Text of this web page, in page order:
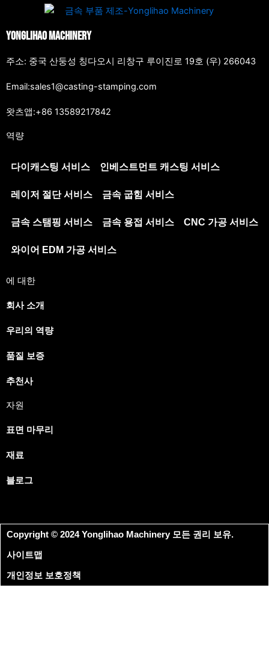
Yonglihao Machinery
주소: 중국 산둥성 칭다오시 리창구 루이진로 19호 (우) 266043
Email:sales1@casting-stamping.com
왓츠앱:+86 13589217842
역량
다이캐스팅 서비스 인베스트먼트 캐스팅 서비스
레이저 절단 서비스 금속 굽힘 서비스
금속 스탬핑 서비스 금속 용접 서비스 CNC 가공 서비스
와이어 EDM 가공 서비스
에 대한
회사 소개
우리의 역량
품질 보증
추천사
자원
표면 마무리
재료
블로그
Copyright © 2024 Yonglihao Machinery 모든 권리 보유.
사이트맵
개인정보 보호정책